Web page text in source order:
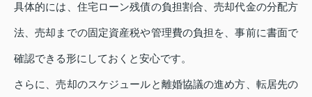
具体的には、住宅ローン残債の負担割合、売却代金の分配方
法、売却までの固定資産税や管理費の負担を、事前に書面で
確認できる形にしておくと安心です。
さらに、売却のスケジュールと離婚協議の進め方、転居先の